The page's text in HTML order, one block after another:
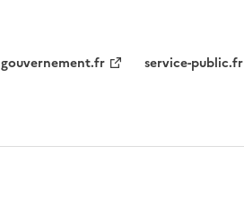
gouvernement.fr service-public.fr